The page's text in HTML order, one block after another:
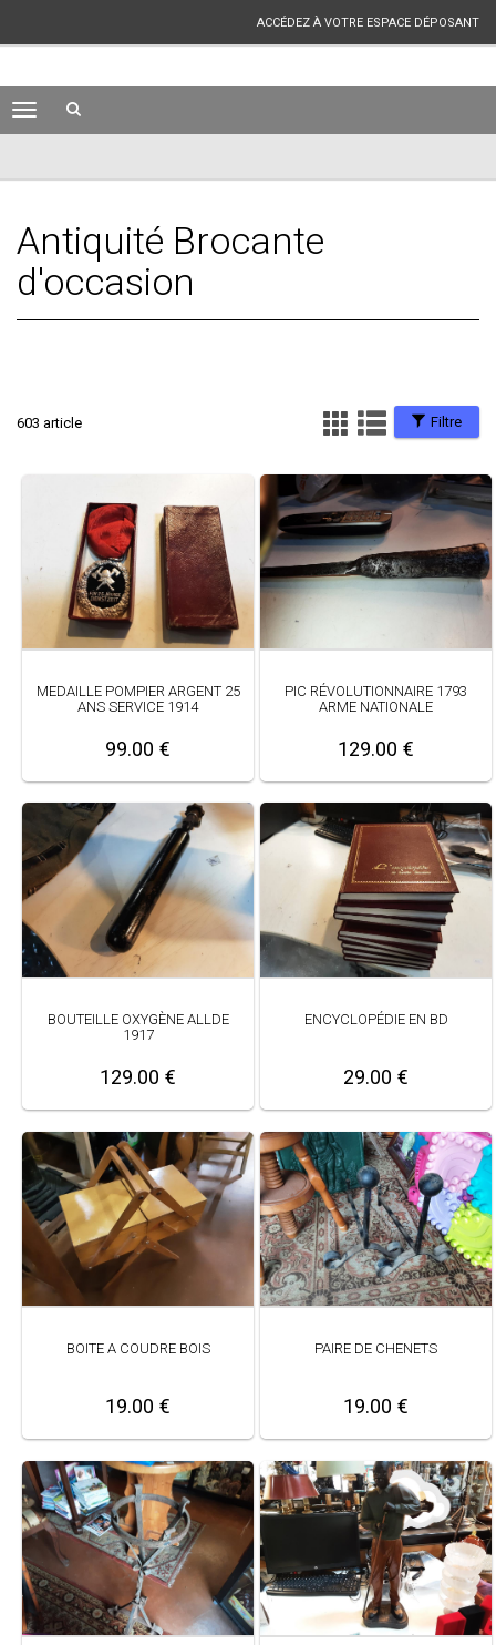
ACCÉDEZ À VOTRE ESPACE DÉPOSANT
Antiquité Brocante
d'occasion
Filtre
603 article
MEDAILLE POMPIER ARGENT 25
ANS SERVICE 1914
99.00 €
PIC RÉVOLUTIONNAIRE 1793
ARME NATIONALE
129.00 €
BOUTEILLE OXYGÈNE ALLDE
1917
129.00 €
ENCYCLOPÉDIE EN BD
29.00 €
BOITE A COUDRE BOIS
19.00 €
PAIRE DE CHENETS
19.00 €